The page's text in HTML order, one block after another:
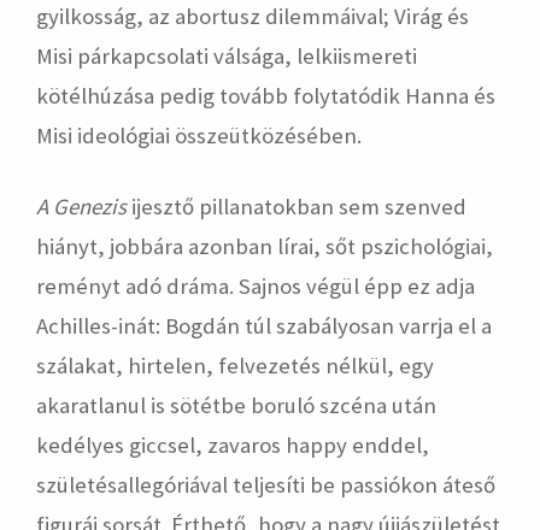
gyilkosság, az abortusz dilemmáival; Virág és
Misi párkapcsolati válsága, lelkiismereti
kötélhúzása pedig tovább folytatódik Hanna és
Misi ideológiai összeütközésében.
A Genezisijesztő pillanatokban sem szenved
hiányt, jobbára azonban lírai, sőt pszichológiai,
reményt adó dráma. Sajnos végül épp ez adja
Achilles-inát: Bogdán túl szabályosan varrja el a
szálakat, hirtelen, felvezetés nélkül, egy
akaratlanul is sötétbe boruló szcéna után
kedélyes giccsel, zavaros happy enddel,
születésallegóriával teljesíti be passiókon áteső
figurái sorsát. Érthető, hogy a nagy újjászületést